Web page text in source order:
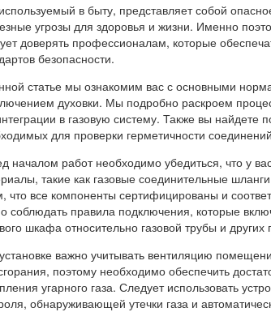
в быту, представляет собой
угрозы для здоровья и жизни. Именно
доверять профессионалам, которые
безопасности.
статье мы ознакомим вас с основными
духовки. Мы подробно раскроем
в газовую систему. Также вы найдете
для проверки герметичности
началом работ необходимо убедиться, что у
такие как газовые соединительные
что все компоненты сертифицированы и
соблюдать правила подключения, которые
шкафа относительно газовой трубы и других
важно учитывать вентиляцию
поэтому необходимо обеспечить
угарного газа. Следует использовать
обнаруживающей утечки газа и